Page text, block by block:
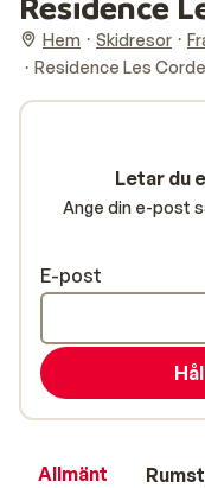
Hem Skidresor
Residence Les
Allmänt
Letar du
Ange din e-post
E-post